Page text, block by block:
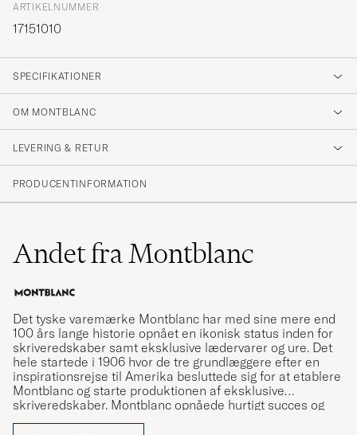
ARTIKELNUMMER
17151010
SPECIFIKATIONER
OM MONTBLANC
LEVERING & RETUR
PRODUCENTINFORMATION
Andet fra Montblanc
Det tyske varemærke Montblanc har med sine mere end
100 års lange historie opnået en ikonisk status inden for
skriveredskaber samt eksklusive lædervarer og ure. Det
hele startede i 1906 hvor de tre grundlæggere efter en
inspirationsrejse til Amerika besluttede sig for at etablere
Montblanc og starte produktionen af eksklusive
skriveredskaber. Montblanc opnåede hurtigt succes og
revolutionerede kunsten at skrive i hånden – resten er